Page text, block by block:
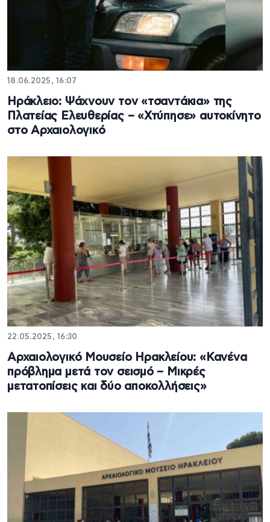
18.06.2025, 16:07
Ηράκλειο: Ψάχνουν τον «τσαντάκια» της
Πλατείας Ελευθερίας – «Χτύπησε» αυτοκίνητο
στο Αρχαιολογικό
22.05.2025, 16:30
Αρχαιολογικό Μουσείο Ηρακλείου: «Κανένα
πρόβλημα μετά τον σεισμό – Μικρές
μετατοπίσεις και δύο αποκολλήσεις»